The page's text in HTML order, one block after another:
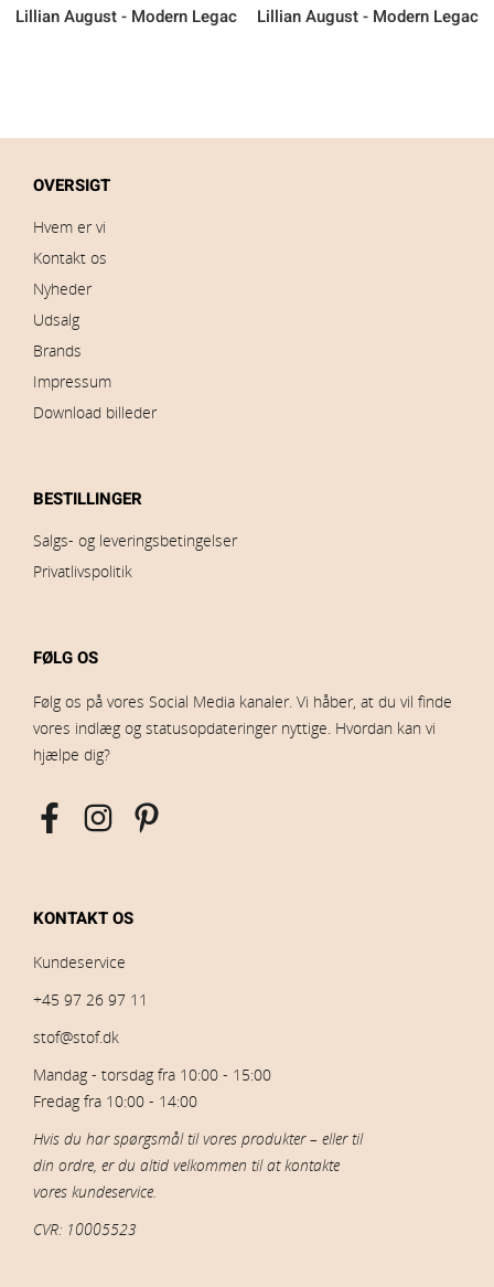
Lillian August - Modern Legacy Lillian August - Modern Legacy
OVERSIGT
Hvem er vi
Kontakt os
Nyheder
Udsalg
Brands
Impressum
Download billeder
BESTILLINGER
Salgs- og leveringsbetingelser
Privatlivspolitik
FØLG OS
Følg os på vores Social Media kanaler. Vi håber, at du vil finde
vores indlæg og statusopdateringer nyttige. Hvordan kan vi
hjælpe dig?
KONTAKT OS
Kundeservice
+45 97 26 97 11
stof@stof.dk
Mandag - torsdag fra 10:00 - 15:00
Fredag fra 10:00 - 14:00
Hvis du har spørgsmål til vores produkter – eller til
din ordre, er du altid velkommen til at kontakte
vores kundeservice.
CVR: 10005523